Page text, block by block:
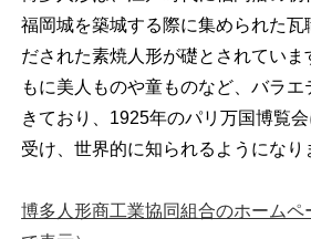
福岡城を築城する際に集められた瓦
だされた素焼人形が礎とされていま
もに美人ものや童ものなど、バラエ
きており、1925年のパリ万国博覧
受け、世界的に知られるようになり
博多人形商工業協同組合のホームペ